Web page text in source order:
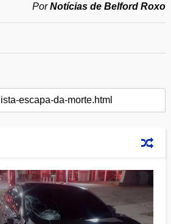
PorNotícias de Belford Roxo